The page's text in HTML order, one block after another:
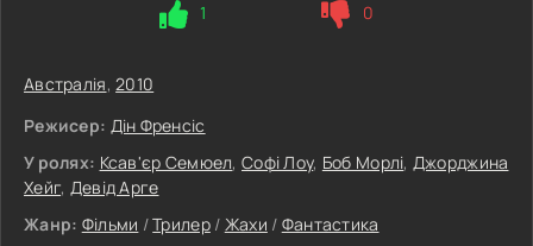
1 0
Австралія,2010
Режисер: Дін Френсіс
У ролях: Ксав'єр Семюел,Софі Лоу, Боб Морлі, Джорджина
Хейг, Девід Арге
Жанр: Фільми /Трилер/ Жахи / Фантастика